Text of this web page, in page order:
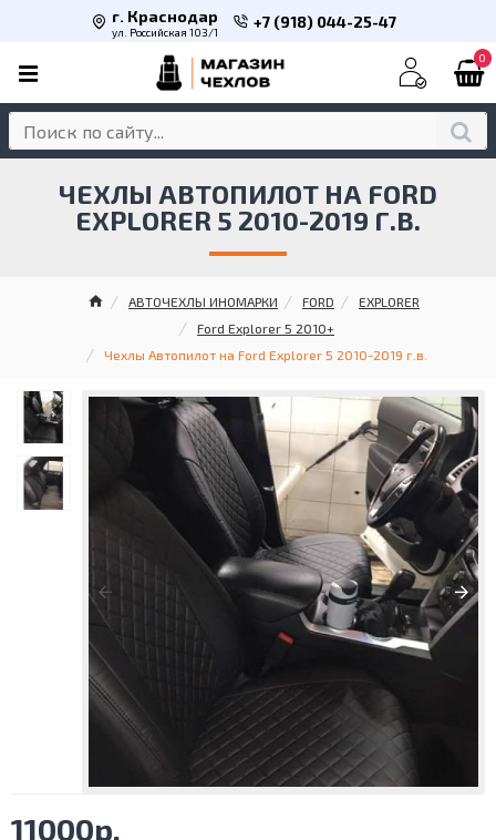
г. Краснодар
ул. Российская 103/1
+7 (918) 044-25-47
0
АВТОЧЕХЛЫ ИНОМАРКИ FORD
EXPLORER
Ford Explorer 5 2010+
Чехлы Автопилот на Ford Explorer 5 2010-2019 г.в.
ЧЕХЛЫ АВТОПИЛОТ НА FORD
EXPLORER 5 2010-2019 Г.В.
11000р.